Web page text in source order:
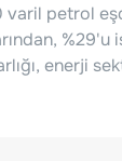
varil petrol
%29'u
enerji